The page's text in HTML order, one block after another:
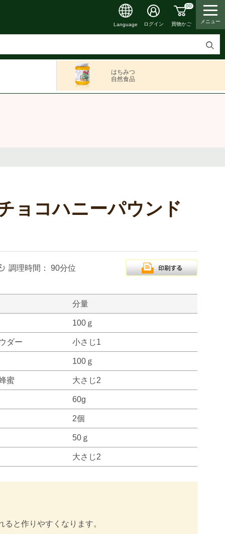
検
Language ログイン
00
買物かご メニュー
はちみつ
自然食品
ョコハニーパウンド
調理時間： 90分位
分量
100ｇ
ダー 小さじ1
100ｇ
蜜 大さじ2
60g
2個
50ｇ
大さじ2
と作りやすくなります。